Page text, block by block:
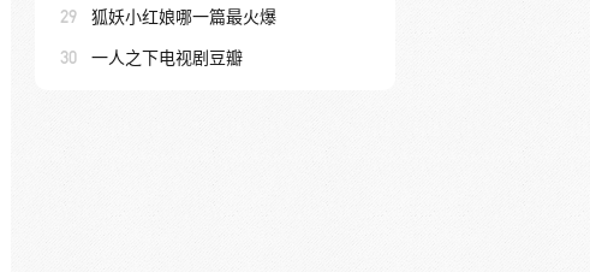
29 狐妖小红娘哪一篇最火爆
30 一人之下电视剧豆瓣